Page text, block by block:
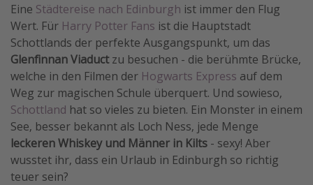
Eine Städtereise nach Edinburgh ist immer den Flug
Wert. Für Harry Potter Fans ist die Hauptstadt
Schottlands der perfekte Ausgangspunkt, um das
Glenfinnan Viaductzu besuchen - die berühmte Brücke,
welche in den Filmen der Hogwarts Express auf dem
Weg zur magischen Schule überquert. Und sowieso,
Schottland hat so vieles zu bieten. Ein Monster in einem
See, besser bekannt als Loch Ness, jede Menge
leckeren Whiskey und Männer in Kilts - sexy! Aber
wusstet ihr, dass ein Urlaub in Edinburgh so richtig
teuer sein?